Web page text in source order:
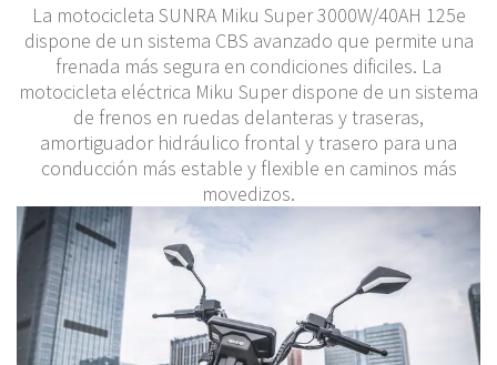
La motocicleta SUNRA Miku Super 3000W/40AH 125e
dispone de un sistema CBS avanzado que permite una
frenada más segura en condiciones dificiles. La
motocicleta eléctrica Miku Super dispone de un sistema
de frenos en ruedas delanteras y traseras,
amortiguador hidráulico frontal y trasero para una
conducción más estable y flexible en caminos más
movedizos.